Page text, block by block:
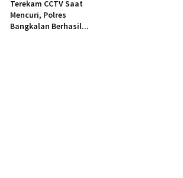
Terekam CCTV Saat
Mencuri, Polres
Bangkalan Berhasil...